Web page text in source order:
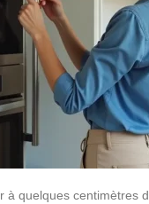
quelques centimètres